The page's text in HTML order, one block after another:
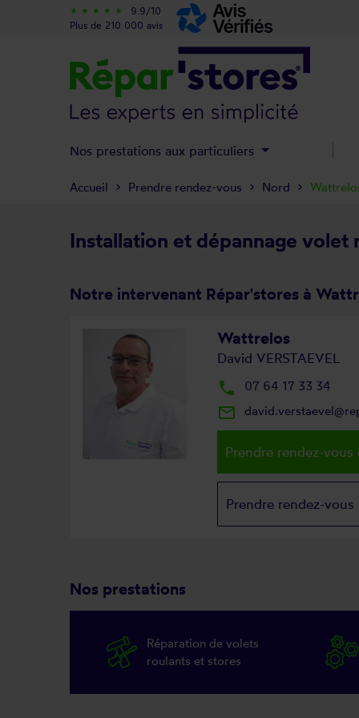
Installation et dépannage volet
Notre intervenant Répar'stores à
Wattrelos
David VERSTAEVEL
local_phone 07 64 17 33 34
mail_outline
Prendre rendez-vous
Prendre rendez-vous
Nos prestations
Réparation de volets
roulants et stores
Accueil Prendre rendez-vous Nord
star_rate star_rate star_rate star_rate star_rate
9.9/10
Plus de 210 000 avis
Nos prestations aux particuliers